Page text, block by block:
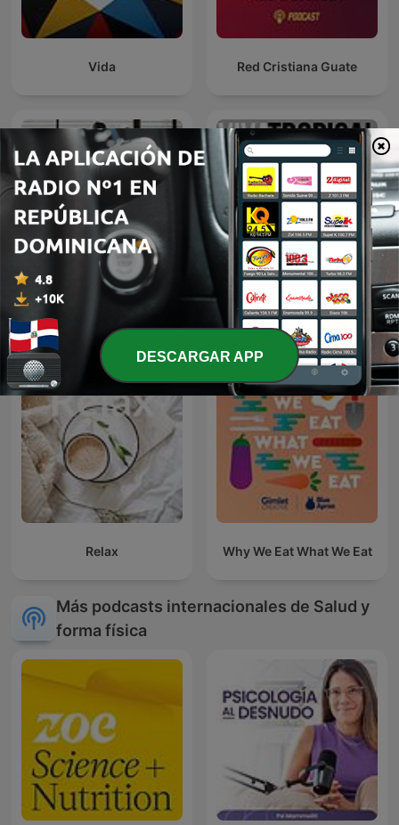
Vida Red Cristiana Guate
EL DEPORTE Viva Tropical
Relax Why We Eat What We Eat
Más podcasts internacionales de Salud y
forma física
DESCARGAR APP